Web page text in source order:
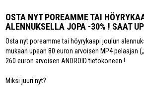
OSTA NYT POREAMME TAI
ALENNUKSELLA JOPA -30% ! SAAT
Osta nyt poreamme tai höyrykaapi joulun
mukaan upean 80 euron arvoisen MP4 pelaajan
260 euron arvoisen ANDROID tietokoneen !
Miksi juuri nyt?